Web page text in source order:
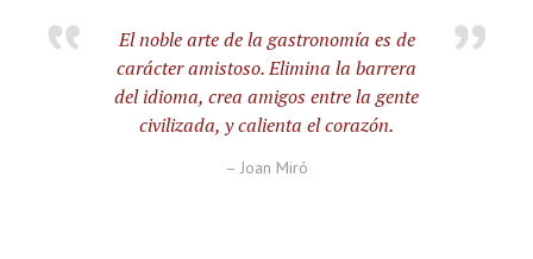
El noble arte de la gastronomía es de
carácter amistoso. Elimina la barrera
del idioma, crea amigos entre la gente
civilizada, y calienta el corazón.
– Joan Miró